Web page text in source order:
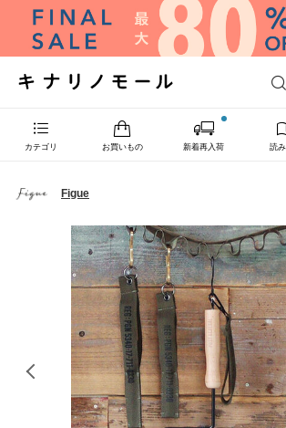
カテゴリ お買いもの 新着再入荷 読
Figue